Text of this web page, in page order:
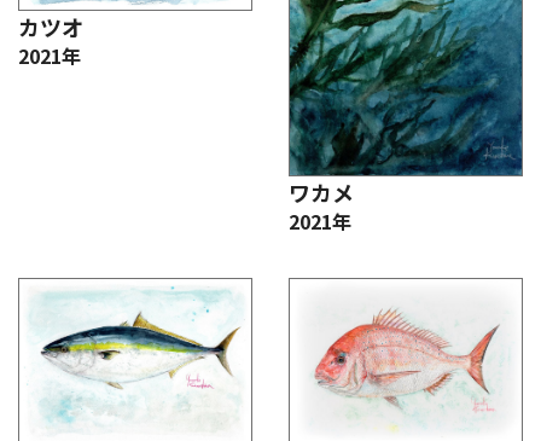
カツオ
2021年
ワカメ
2021年